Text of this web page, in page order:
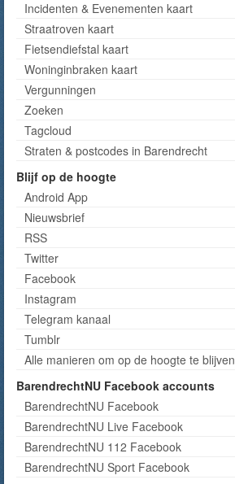
Incidenten & Evenementen kaart
Straatroven kaart
Fietsendiefstal kaart
Woninginbraken kaart
Vergunningen
Zoeken
Tagcloud
Straten & postcodes in Barendrecht
Blijf op de hoogte
Android App
Nieuwsbrief
RSS
Twitter
Facebook
Instagram
Telegram kanaal
Tumblr
Alle manieren om op de hoogte te blijven
BarendrechtNU Facebook accounts
BarendrechtNU Facebook
BarendrechtNU Live Facebook
BarendrechtNU 112 Facebook
BarendrechtNU Sport Facebook